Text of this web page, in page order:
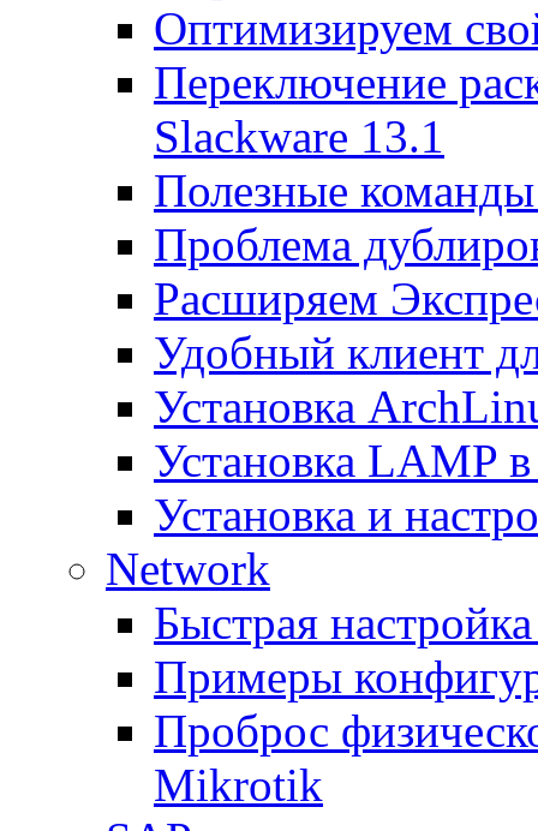
Оптимизируем
Переключение
Slackware 13.1
Полезные
Проблема
Расширяем
Удобный клиент
Установка
Установка LAMP
Установка и
Network
Быстрая
Примеры
Проброс
Mikrotik